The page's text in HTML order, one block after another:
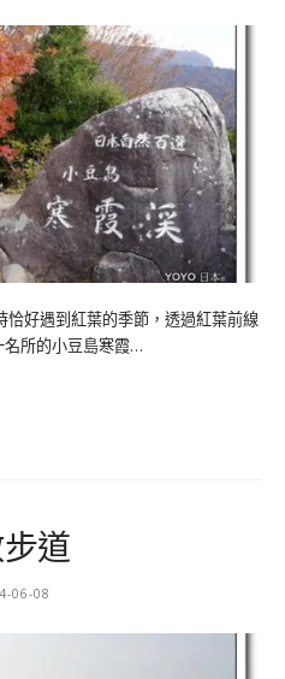
好遇到紅葉的季節，透過紅葉前線
名所的小豆島寒霞…
道
06-08